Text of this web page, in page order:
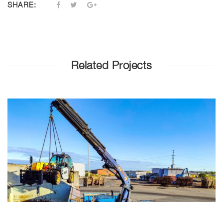
SHARE:
Related Projects